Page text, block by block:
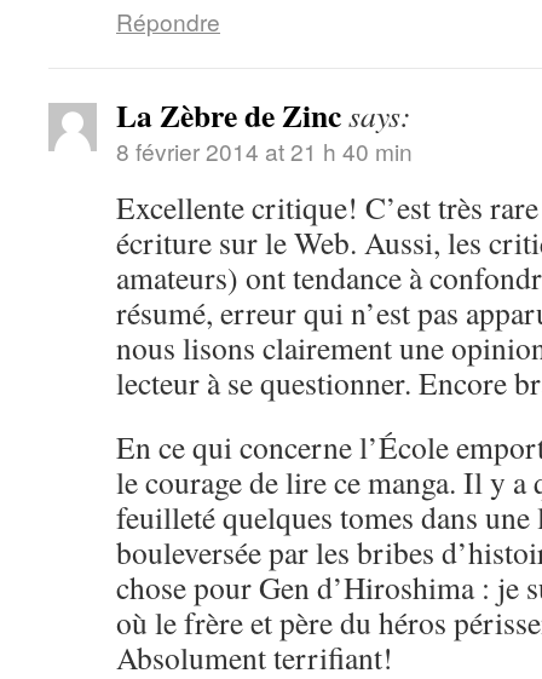
Répondre
La Zèbre de Zincsays:
8 février 2014 at 21 h 40 min
Excellente critique! C’est très
écriture sur le Web. Aussi, les
amateurs) ont tendance à
résumé, erreur qui n’est pas
nous lisons clairement une
lecteur à se questionner. Encore
En ce qui concerne l’École
le courage de lire ce manga. Il y a
feuilleté quelques tomes dans
bouleversée par les bribes
chose pour Gen d’Hiroshima : je
où le frère et père du héros
Absolument terrifiant!